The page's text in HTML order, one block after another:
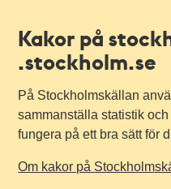
Kakor på
.stockholm.se
På Stockholmskällan
sammanställa statistik
fungera på ett bra sätt för
Om kakor på